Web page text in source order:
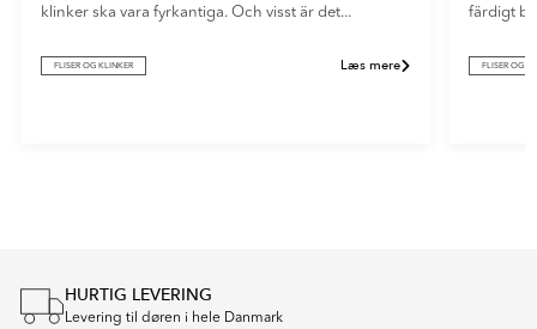
klinker ska vara fyrkantiga. Och visst är det...
FLISER OG KLINKER Læs mere
färdigt
FLISER OG
HURTIG LEVERING
Levering til døren i hele Danmark